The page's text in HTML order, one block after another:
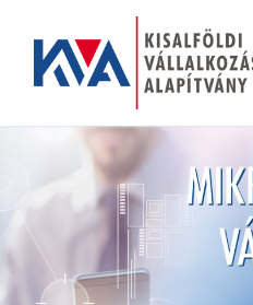
tartalomra